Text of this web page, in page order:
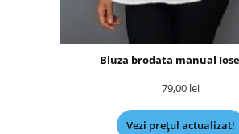
Bluza brodata manual
79,00 lei
Vezi prețul actualizat!